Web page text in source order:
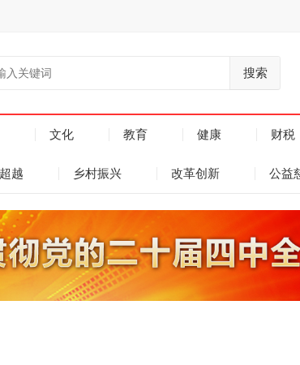
搜索
文化 教育 健康 财税
越 乡村振兴 改革创新 公益